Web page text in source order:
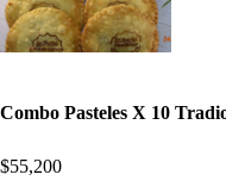
Combo Pasteles X 10
$55,200